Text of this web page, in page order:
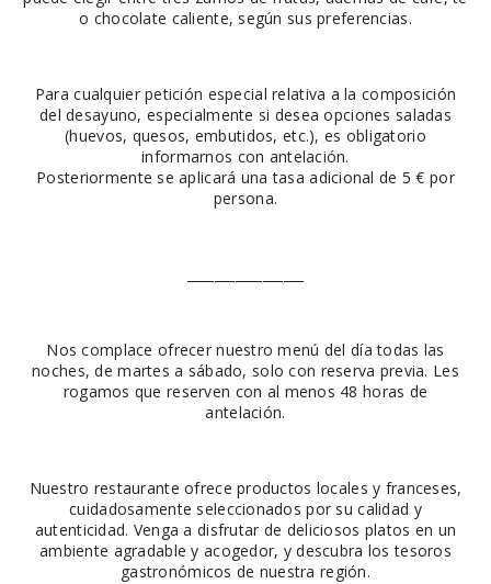
o chocolate caliente, según sus preferencias.
Para cualquier petición especial relativa a la composición
del desayuno, especialmente si desea opciones saladas
(huevos, quesos, embutidos, etc.), es obligatorio
informarnos con antelación.
Posteriormente se aplicará una tasa adicional de 5 € por
persona.
Nos complace ofrecer nuestro menú del día todas las
noches, de martes a sábado, solo con reserva previa. Les
rogamos que reserven con al menos 48 horas de
antelación.
Nuestro restaurante ofrece productos locales y franceses,
cuidadosamente seleccionados por su calidad y
autenticidad. Venga a disfrutar de deliciosos platos en un
ambiente agradable y acogedor, y descubra los tesoros
gastronómicos de nuestra región.